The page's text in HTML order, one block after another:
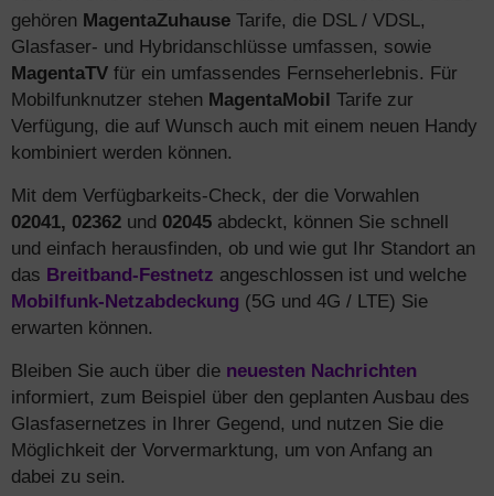
gehören MagentaZuhause Tarife, die DSL / VDSL,
Glasfaser- und Hybridanschlüsse umfassen, sowie
MagentaTV für ein umfassendes Fernseherlebnis. Für
Mobilfunknutzer stehen MagentaMobil Tarife zur
Verfügung, die auf Wunsch auch mit einem neuen Handy
kombiniert werden können.
Mit dem Verfügbarkeits-Check, der die Vorwahlen
02041, 02362 und 02045 abdeckt, können Sie schnell
und einfach herausfinden, ob und wie gut Ihr Standort an
das Breitband-Festnetz angeschlossen ist und welche
Mobilfunk-Netzabdeckung (5G und 4G / LTE) Sie
erwarten können.
Bleiben Sie auch über die neuesten Nachrichten
informiert, zum Beispiel über den geplanten Ausbau des
Glasfasernetzes in Ihrer Gegend, und nutzen Sie die
Möglichkeit der Vorvermarktung, um von Anfang an
dabei zu sein.